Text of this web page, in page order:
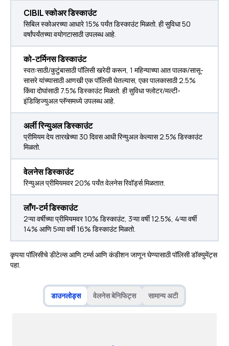
CIBIL स्कोअर डिस्काउंट
सिबिल स्कोअरच्या आधारे 15% पर्यंत डिस्काउंट मिळतो. ही सुविधा 50
वर्षांपर्यंतच्या वयोगटासाठी उपलब्ध आहे.
को-टर्मिनस डिस्काउंट
स्वतःसाठी/कुटुंबासाठी पॉलिसी खरेदी करून, 1 महिन्याच्या आत पालक/सासू-
सासरे यांच्यासाठी आणखी एक पॉलिसी घेतल्यास, एका पालकासाठी 2.5%
किंवा दोघांसाठी 7.5% डिस्काउंट मिळतो. ही सुविधा फ्लोटर/मल्टी-
इंडिव्हिज्युअल प्लॅन्समध्ये उपलब्ध आहे.
अर्ली रिन्युअल डिस्काउंट
प्रीमियम देय तारखेच्या 30 दिवस आधी रिन्युअल केल्यास 2.5% डिस्काउंट
मिळतो.
वेलनेस डिस्काउंट
रिन्युअल प्रीमियमवर 20% पर्यंत वेलनेस रिवॉर्ड्स मिळतात.
लाँग-टर्म डिस्काउंट
2ऱ्या वर्षीच्या प्रीमियमवर 10% डिस्काउंट, 3ऱ्या वर्षी 12.5%, 4ऱ्या वर्षी
14% आणि 5व्या वर्षी 16% डिस्काउंट मिळतो.
कृपया पॉलिसीचे डीटेल्स आणि टर्म्स आणि कंडीशन जाणून घेण्यासाठी पॉलिसी डॉक्युमेंट्स
पहा.
डाउनलोड्स वेलनेस बेनिफिट्स सामान्य अटी